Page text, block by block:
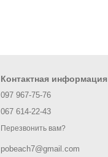
Контактная информация
097 967-75-76
067 614-22-43
Перезвонить вам?
pobeach7@gmail.com